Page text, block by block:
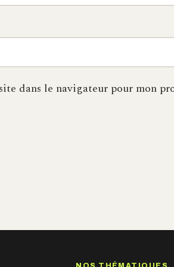
dans le navigateur pour mon